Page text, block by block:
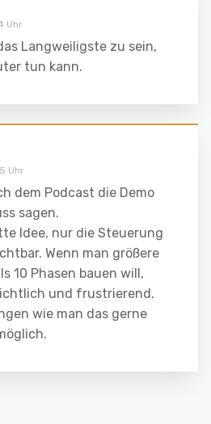
Uhr
Langweiligste zu sein,
tun kann.
Uhr
dem Podcast die Demo
sagen.
Idee, nur die Steuerung
Wenn man größere
10 Phasen bauen will,
und frustrierend.
wie man das gerne